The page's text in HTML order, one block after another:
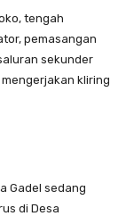
tengah
pemasangan
sekunder
kliring
Gadel sedang
di Desa